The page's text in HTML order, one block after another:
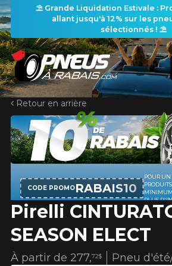
⛱️ Grande Liquidation Estivale :
allant jusqu'à 12% sur les
sélectionnés ! ⛱️
ACCUEIL
PNEUS
RECHERCHE DE
Rechercher par
Par dimensions
Recherche par dimensions
ROUES
RECHERCHE DE
ENSEMBLES
RECHERCHE
PROMOTIONS
Retour en arrière
Pirelli
SEASON ELECT
Pneu
À partir de 277,72$